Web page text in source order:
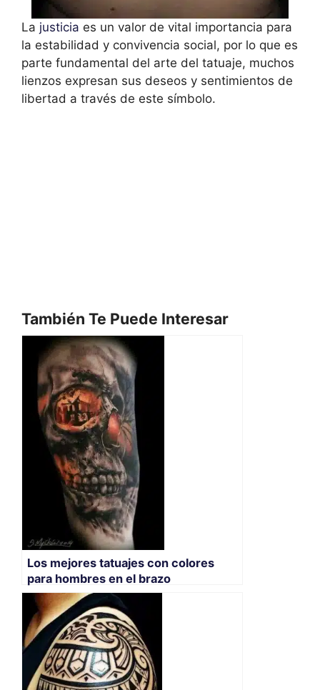
La justicia es un valor de vital importancia para
la estabilidad y convivencia social, por lo que es
parte fundamental del arte del tatuaje, muchos
lienzos expresan sus deseos y sentimientos de
libertad a través de este símbolo.
También Te Puede Interesar
Los mejores tatuajes con colores
para hombres en el brazo